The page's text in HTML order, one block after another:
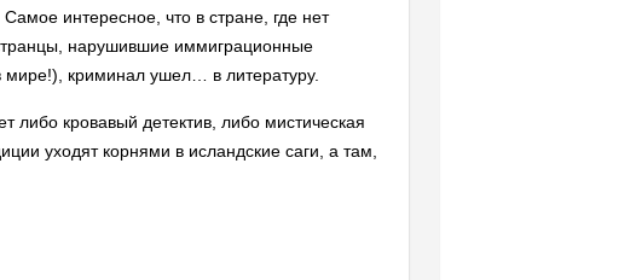
интересное, что в стране, где нет
нарушившие иммиграционные
мире!), криминал ушел… в литературу.
либо кровавый детектив, либо мистическая
уходят корнями в исландские саги, а там,